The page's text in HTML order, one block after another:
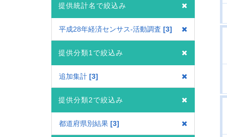
提供統計名で絞込み
平成28年経済センサス‐活動調査 3
提供分類1で絞込み
追加集計 3
提供分類2で絞込み
都道府県別結果 3